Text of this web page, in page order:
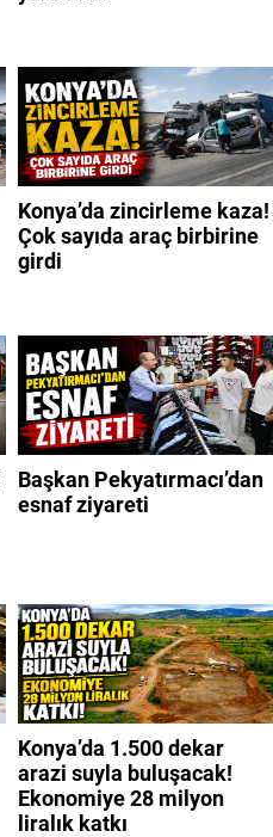
Konya’da zincirleme kaza!
Çok sayıda araç birbirine
girdi
Başkan Pekyatırmacı’dan
esnaf ziyareti
Konya’da 1.500 dekar
arazi suyla buluşacak!
Ekonomiye 28 milyon
liralık katkı